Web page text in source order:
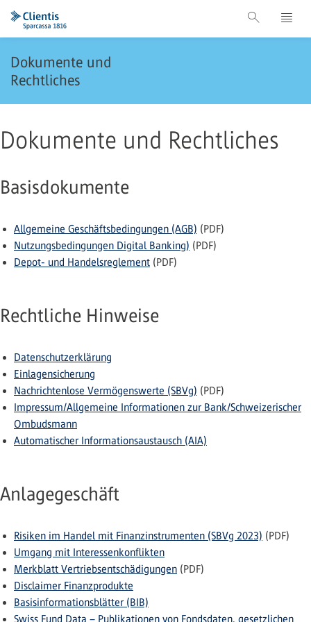
Dokumente und
Rechtliches
Dokumente und Rechtliches
Basisdokumente
Allgemeine Geschäftsbedingungen (AGB) (PDF)
Nutzungsbedingungen Digital Banking) (PDF)
Depot- und Handelsreglement (PDF)
Rechtliche Hinweise
Datenschutzerklärung
Einlagensicherung
Nachrichtenlose Vermögenswerte (SBVg) (PDF)
Impressum/Allgemeine Informationen zur Bank/Schweizerischer
Ombudsmann
Automatischer Informationsaustausch (AIA)
Anlagegeschäft
Risiken im Handel mit Finanzinstrumenten (SBVg 2023) (PDF)
Umgang mit Interessenkonflikten
Merkblatt Vertriebsentschädigungen (PDF)
Disclaimer Finanzprodukte
Basisinformationsblätter (BIB)
Swiss Fund Data – Publikationen von Fondsdaten, gesetzlichen